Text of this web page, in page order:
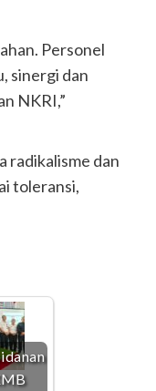
Personel
sinergi dan
NKRI,”
radikalisme dan
toleransi,